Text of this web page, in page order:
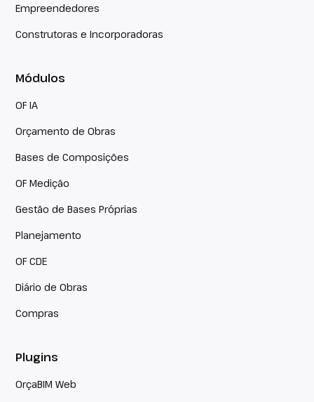
Empreendedores
Construtoras e Incorporadoras
Módulos
OF IA
Orçamento de Obras
Bases de Composições
OF Medição
Gestão de Bases Próprias
Planejamento
OF CDE
Diário de Obras
Compras
Plugins
OrçaBIM Web